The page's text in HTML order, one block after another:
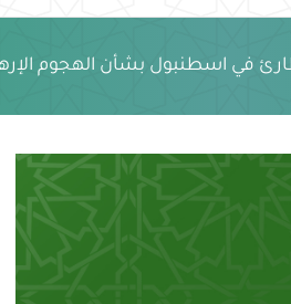
في اسطنبول بشأن الهجوم